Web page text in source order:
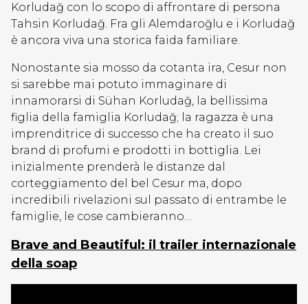
Korludağ con lo scopo di affrontare di persona
Tahsin Korludağ. Fra gli Alemdaroğlu e i Korludağ
è ancora viva una storica faida familiare.
Nonostante sia mosso da cotanta ira, Cesur non
si sarebbe mai potuto immaginare di
innamorarsi di Sühan Korludağ, la bellissima
figlia della famiglia Korludağ; la ragazza è una
imprenditrice di successo che ha creato il suo
brand di profumi e prodotti in bottiglia. Lei
inizialmente prenderà le distanze dal
corteggiamento del bel Cesur ma, dopo
incredibili rivelazioni sul passato di entrambe le
famiglie, le cose cambieranno…
Brave and Beautiful: il trailer internazionale
della soap